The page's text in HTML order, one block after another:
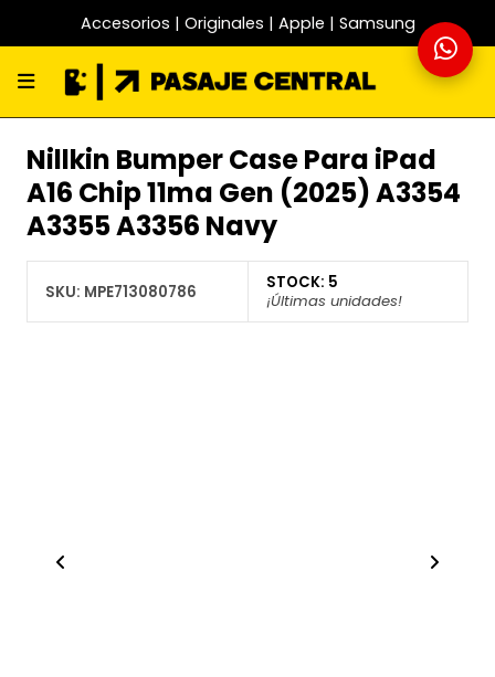
Accesorios | Originales | Apple | Samsung
Nillkin Bumper Case Para iPad
A16 Chip 11ma Gen (2025) A3354
A3355 A3356 Navy
SKU: MPE713080786 STOCK: 5
¡Últimas unidades!